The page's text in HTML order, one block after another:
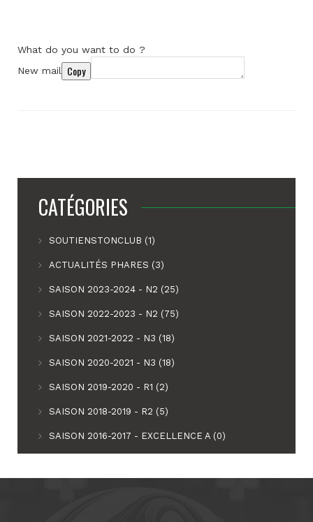
What do you want to do ?
New mail
Copy
CATÉGORIES
SOUTIENSTONCLUB (1)
ACTUALITÉS PHARES (3)
SAISON 2023-2024 - N2 (25)
SAISON 2022-2023 - N2 (75)
SAISON 2021-2022 - N3 (18)
SAISON 2020-2021 - N3 (18)
SAISON 2019-2020 - R1 (2)
SAISON 2018-2019 - R2 (5)
SAISON 2016-2017 - EXCELLENCE A (0)